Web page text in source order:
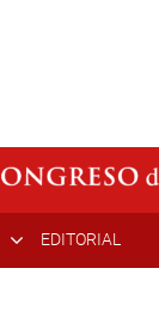
EDITORIAL